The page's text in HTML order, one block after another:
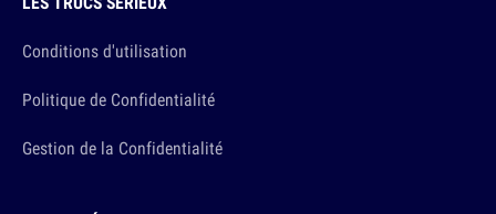
Conditions d'utilisation
Politique de Confidentialité
Gestion de la Confidentialité